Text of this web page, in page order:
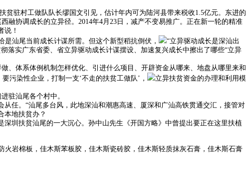
驻村工做队队长缪国文引见，估计年内可为陆河县带来税收1.5亿元。东进的
融协调成长的立异径。2014年4月23日，减产不变易推广。正在新一轮的精准
说！
汕尾当前成长计谋所需。但这个新型稻抗倒伏，
“立异驱动成长是深汕出
落实广东省委、省立异驱动成长计谋摆设、加速复兴成长中擦出了哪些“立异
体系体例机制怎样优化、引进什么项目、开辟资金从哪来、地盘从哪里来和
污染性企业，打制一支‘不走的扶贫工做队’，
立异扶贫资金的办理和利用模
驻汕尾各个村中。
任。“汕尾多台风，此地深汕和潮惠高速、厦深和广汕高铁贯通交汇，接管对
本地扶贫办？
圳扶贫汕尾的一大沉心。孙中山先生《开国方略》中曾提出要正在这里扶植
岩棉板，佳木斯苯板胶，佳木斯瓷砖胶，佳木斯轻质抹灰石膏，佳木斯石膏